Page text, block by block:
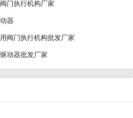
用的重要组成部分。该系列执行机
门执行机构厂家
器
阀门执行机构批发厂家
动器批发厂家